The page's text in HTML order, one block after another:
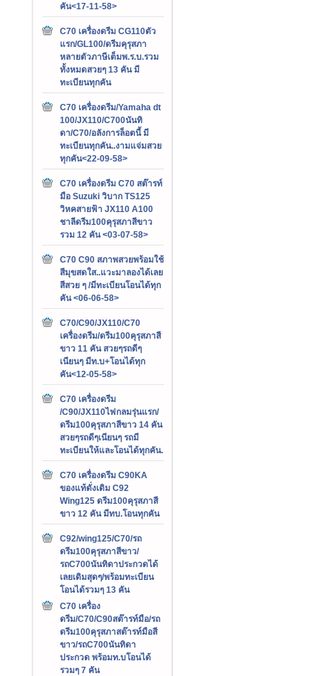
คัน<17-11-58>
C70 เครื่องดรีม CG110ตัว
แรก/GL100/ดรีมคุรุสภา
หลายตัวภาษีเต็มพ.ร.บ.รวม
ทั้งหมดสวยๆ 13 คัน มี
ทะเบียนทุกคัน
C70 เครื่องดรีม/Yamaha dt
100/JX110/C700นันทิ
ดา/C70/อลังการล็อตนี้ มี
ทะเบียนทุกคัน..งามแจ่มสวย
ทุกคัน<22-09-58>
C70 เครื่องดรีม C70 สต๊ารท์
มือ Suzuki วิบาก TS125
วิหคสายฟ้า JX110 A100
ชาลีดรีม100คุรุสภาสีขาว
รวม 12 คัน <03-07-58>
C70 C90 สภาพสวยพร้อมใช้
สีมุขสดใส..แวะมาลองได้เลย
สีสวย ๆ /มีทะเบียนโอนได้ทุก
คัน <06-06-58>
C70/C90/JX110/C70
เครื่องดรีม/ดรีม100คุรุสภาสี
ขาว 11 คัน สวยๆรถดีๆ
เนียนๆ มีท.บ+โอนได้ทุก
คัน<12-05-58>
C70 เครื่องดรีม
/C90/JX110ไฟกลมรุ่นแรก/
ดรีม100คุรุสภาสีขาว 14 คัน
สวยๆรถดีๆเนียนๆ รถมี
ทะเบียนให้และโอนได้ทุกคัน.
C70 เครื่องดรีม C90KA
ของแท้ดั่งเดิม C92
Wing125 ดรีม100คุรุสภาสี
ขาว 12 คัน มีทบ.โอนทุกคัน
C92/wing125/C70/รถ
ดรีม100คุรุสภาสีขาว/
รถC700นันทิดาประกวดได้
เลยเดิมสุดๆ/พร้อมทะเบียน
โอนได้รวมๆ 13 คัน
C70 เครื่อง
ดรีม/C70/C90สต๊ารท์มือ/รถ
ดรีม100คุรุสภาสต๊ารท์มือสี
ขาว/รถC700นันทิดา
ประกวด พร้อมท.บโอนได้
รวมๆ 7 คัน